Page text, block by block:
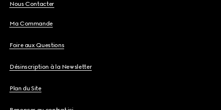
Nous Contacter
Ma Commande
Foire aux Questions
Désinscription à la Newsletter
Plan du Site